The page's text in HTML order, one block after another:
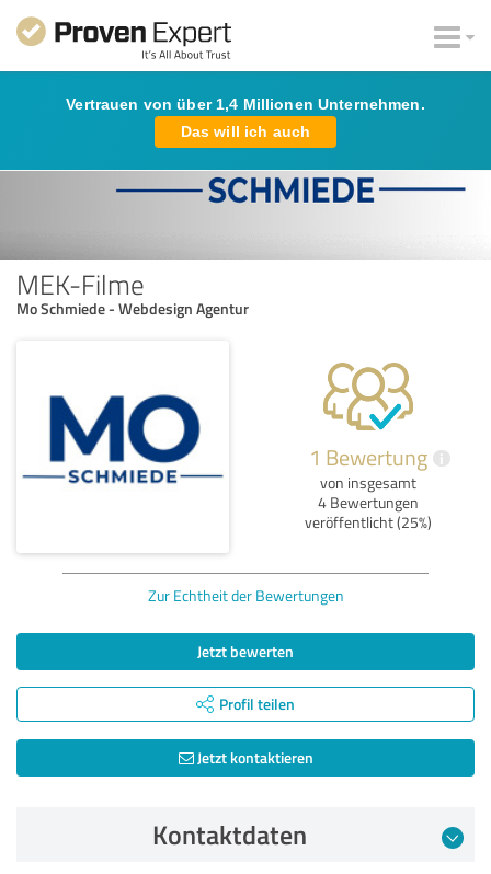
Vertrauen von über 1,4 Millionen Unternehmen.
Das will ich auch
MEK-Filme
Mo Schmiede - Webdesign Agentur
1 Bewertung i
von insgesamt
4 Bewertungen
veröffentlicht (25%)
Zur Echtheit der Bewertungen
Jetzt bewerten
Profil teilen
Jetzt kontaktieren
Kontaktdaten